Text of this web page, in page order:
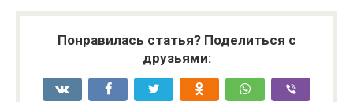
Понравилась статья? Поделиться с
друзьями: